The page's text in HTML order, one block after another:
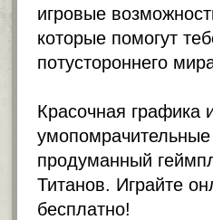
игровые
которые помогут
потустороннего
Красочная
продуманный
Титанов. Играйте
бесплатно!